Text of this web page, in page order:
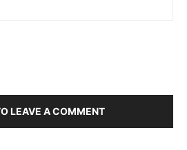
LEAVE A COMMENT